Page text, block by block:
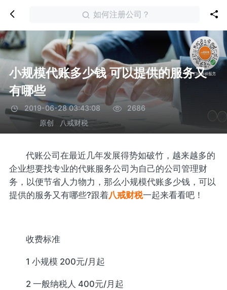
如何注册公司？
小规模代账多少钱 可以提供的服务又
有哪些
2019-06-28 03:43:08
2686
原创
八戒财税
代账公司在最近几年发展得势如破竹，越来越多的
企业想要找专业的代账服务公司为自己的公司管理财
务，以便节省人力物力，那么小规模代账多少钱，可以
提供的服务又有哪些?跟着八戒财税一起来看看吧！
收费标准
1 小规模 200元/月起
2 一般纳税人 400元/月起